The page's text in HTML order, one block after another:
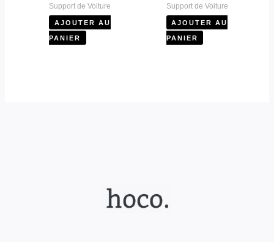
Support de Voiture
AJOUTER AU
PANIER
Support de Voiture
AJOUTER AU
PANIER